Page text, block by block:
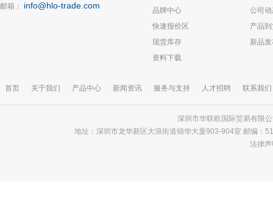
邮箱： info@hlo-trade.com
品牌中心
快速报价区
现货库存
资料下载
公司
产品
新品
首页 关于我们 产品中心 新闻资讯 服务与支持 人才招聘 联系我们
深圳市华联欧国际贸易有限
地址：深圳市龙华新区大浪街道锦华大厦903-904室 邮编
法律